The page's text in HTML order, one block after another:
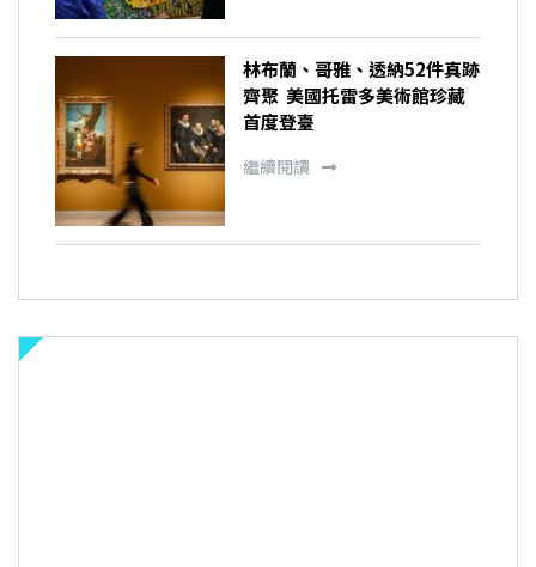
林布蘭、哥雅、透納52件真跡
齊聚 美國托雷多美術館珍藏
首度登臺
繼續閱讀